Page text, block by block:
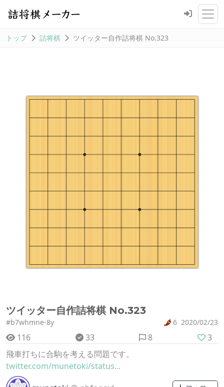
トップ 詰将棋 ツイッター自作詰将棋 No.323
ツイッター自作詰将棋 No.323
#b7whmne-8y 6 2020/02/23
116 33 8
3
飛車打ちに合駒を考える問題です。
twitter.com/munetoki/status...